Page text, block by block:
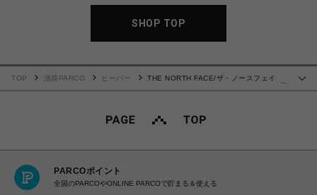
SHOP TOP
TOP 池袋PARCO ビーバー
THE NORTH FACE/ザ・ノースフェイ
PARCOポイント
全国のPARCOやONLINE PARCOで貯まる＆使える